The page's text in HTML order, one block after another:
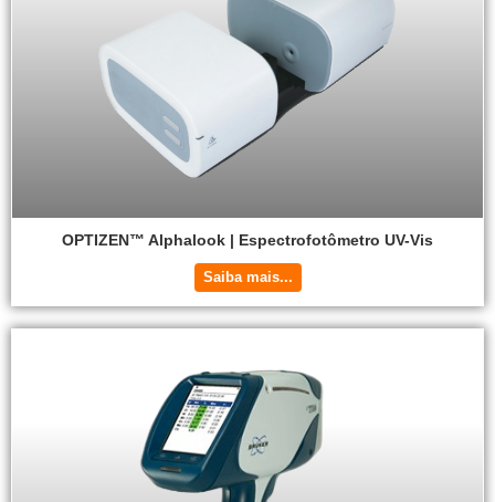
OPTIZEN™ Alphalook | Espectrofotômetro UV-Vis
Saiba mais...